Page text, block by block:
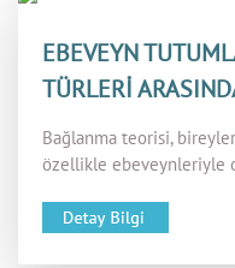
EBEVEYN
TÜRLERİ
Bağlanma teorisi,
özellikle ebeveynleriyle